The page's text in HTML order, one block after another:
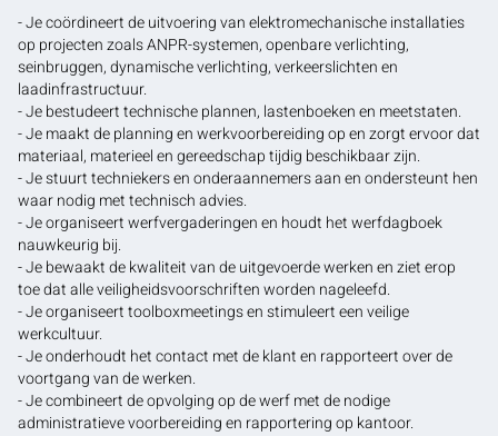
- Je coördineert de uitvoering van elektromechanische installaties
op projecten zoals ANPR-systemen, openbare verlichting,
seinbruggen, dynamische verlichting, verkeerslichten en
laadinfrastructuur.
- Je bestudeert technische plannen, lastenboeken en meetstaten.
- Je maakt de planning en werkvoorbereiding op en zorgt ervoor dat
materiaal, materieel en gereedschap tijdig beschikbaar zijn.
- Je stuurt techniekers en onderaannemers aan en ondersteunt hen
waar nodig met technisch advies.
- Je organiseert werfvergaderingen en houdt het werfdagboek
nauwkeurig bij.
- Je bewaakt de kwaliteit van de uitgevoerde werken en ziet erop
toe dat alle veiligheidsvoorschriften worden nageleefd.
- Je organiseert toolboxmeetings en stimuleert een veilige
werkcultuur.
- Je onderhoudt het contact met de klant en rapporteert over de
voortgang van de werken.
- Je combineert de opvolging op de werf met de nodige
administratieve voorbereiding en rapportering op kantoor.